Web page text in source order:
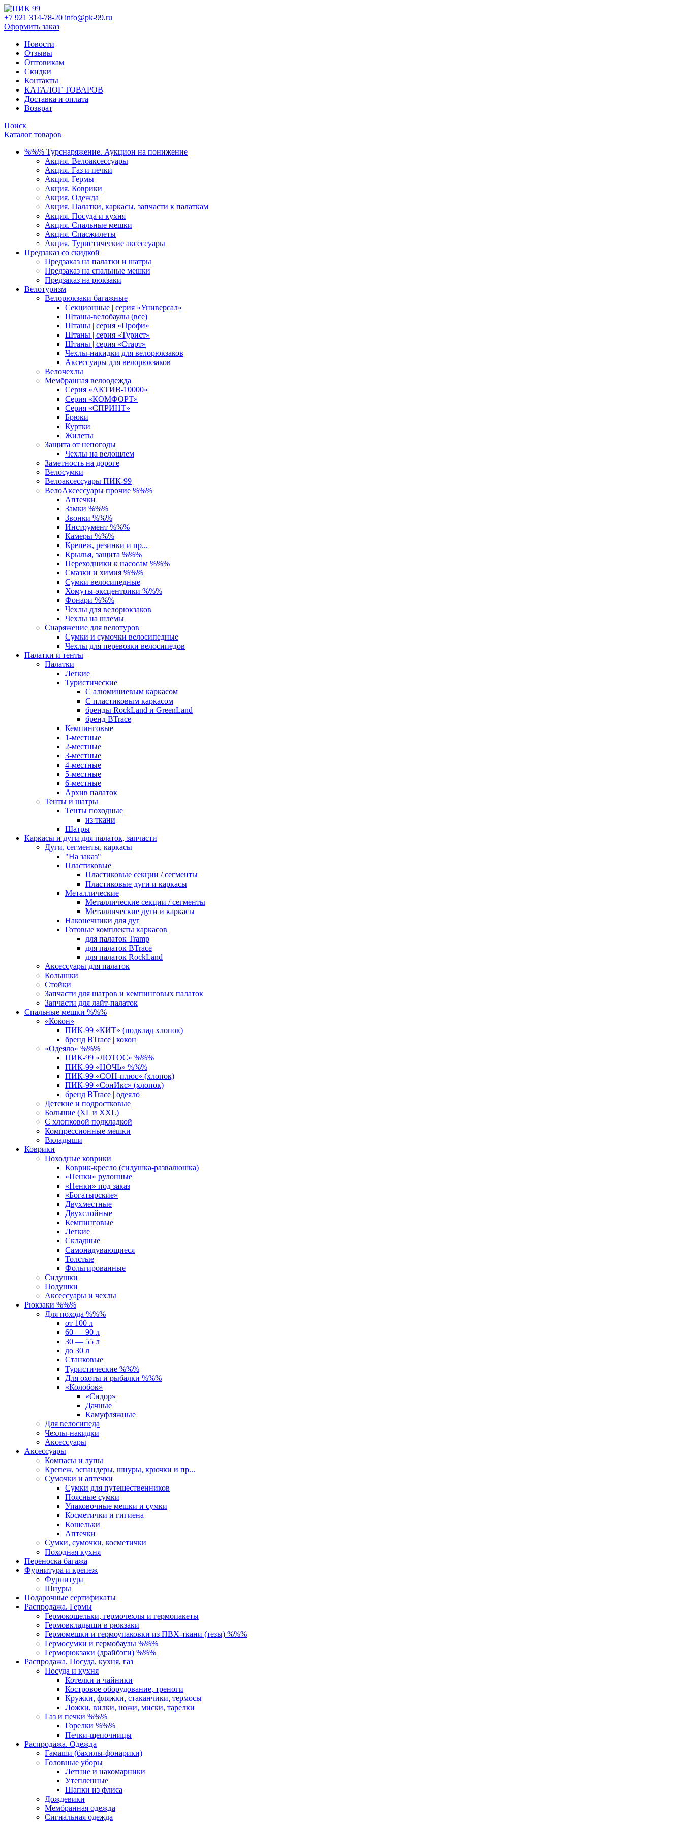
+7 921 314-78-20 info@pk-99.ru
Оформить заказ
Новости
Отзывы
Оптовикам
Скидки
Контакты
КАТАЛОГ ТОВАРОВ
Доставка и оплата
Возврат
Поиск
Каталог товаров
%%% Турснаряжение. Аукцион на понижение
Акция. Велоаксессуары
Акция. Газ и печки
Акция. Гермы
Акция. Коврики
Акция. Одежда
Акция. Палатки, каркасы, запчасти к палаткам
Акция. Посуда и кухня
Акция. Спальные мешки
Акция. Спасжилеты
Акция. Туристические аксессуары
Предзаказ со скидкой
Предзаказ на палатки и шатры
Предзаказ на спальные мешки
Предзаказ на рюкзаки
Велотуризм
Велорюкзаки багажные
Секционные | серия «Универсал»
Штаны-велобаулы (все)
Штаны | серия «Профи»
Штаны | серия «Турист»
Штаны | серия «Старт»
Чехлы-накидки для велорюкзаков
Аксессуары для велорюкзаков
Велочехлы
Мембранная велоодежда
Серия «АКТИВ-10000»
Серия «КОМФОРТ»
Серия «СПРИНТ»
Брюки
Куртки
Жилеты
Защита от непогоды
Чехлы на велошлем
Заметность на дороге
Велосумки
Велоаксессуары ПИК-99
ВелоАксессуары прочие %%%
Аптечки
Замки %%%
Звонки %%%
Инструмент %%%
Камеры %%%
Крепеж, резинки и пр...
Крылья, защита %%%
Переходники к насосам %%%
Смазки и химия %%%
Сумки велосипедные
Хомуты-эксцентрики %%%
Фонари %%%
Чехлы для велорюкзаков
Чехлы на шлемы
Снаряжение для велотуров
Сумки и сумочки велосипедные
Чехлы для перевозки велосипедов
Палатки и тенты
Палатки
Легкие
Туристические
С алюминиевым каркасом
С пластиковым каркасом
бренды RockLand и GreenLand
бренд BTrace
Кемпинговые
1-местные
2-местные
3-местные
4-местные
5-местные
6-местные
Архив палаток
Тенты и шатры
Тенты походные
из ткани
Шатры
Каркасы и дуги для палаток, запчасти
Дуги, сегменты, каркасы
"На заказ"
Пластиковые
Пластиковые секции / сегменты
Пластиковые дуги и каркасы
Металлические
Металлические секции / сегменты
Металлические дуги и каркасы
Наконечники для дуг
Готовые комплекты каркасов
для палаток Tramp
для палаток BTrace
для палаток RockLand
Аксессуары для палаток
Колышки
Стойки
Запчасти для шатров и кемпинговых палаток
Запчасти для лайт-палаток
Спальные мешки %%%
«Кокон»
ПИК-99 «КИТ» (подклад хлопок)
бренд BTrace | кокон
«Одеяло» %%%
ПИК-99 «ЛОТОС» %%%
ПИК-99 «НОЧЬ» %%%
ПИК-99 «СОН-плюс» (хлопок)
ПИК-99 «СонИкс» (хлопок)
бренд BTrace | одеяло
Детские и подростковые
Большие (XL и XXL)
С хлопковой подкладкой
Компрессионные мешки
Вкладыши
Коврики
Походные коврики
Коврик-кресло (сидушка-развалюшка)
«Пенки» рулонные
«Пенки» под заказ
«Богатырские»
Двухместные
Двухслойные
Кемпинговые
Легкие
Складные
Самонадувающиеся
Толстые
Фольгированные
Сидушки
Подушки
Аксессуары и чехлы
Рюкзаки %%%
Для похода %%%
от 100 л
60 — 90 л
30 — 55 л
до 30 л
Станковые
Туристические %%%
Для охоты и рыбалки %%%
«Колобок»
«Сидор»
Дачные
Камуфляжные
Для велосипеда
Чехлы-накидки
Аксессуары
Аксессуары
Компасы и лупы
Крепеж, эспандеры, шнуры, крючки и пр...
Сумочки и аптечки
Сумки для путешественников
Поясные сумки
Упаковочные мешки и сумки
Косметички и гигиена
Кошельки
Аптечки
Сумки, сумочки, косметички
Походная кухня
Переноска багажа
Фурнитура и крепеж
Фурнитура
Шнуры
Подарочные сертификаты
Распродажа. Гермы
Гермокошельки, гермочехлы и гермопакеты
Гермовкладыши в рюкзаки
Гермомешки и гермоупаковки из ПВХ-ткани (тезы) %%%
Гермосумки и гермобаулы %%%
Герморюкзаки (драйбэги) %%%
Распродажа. Посуда, кухня, газ
Посуда и кухня
Котелки и чайники
Костровое оборудование, треноги
Кружки, фляжки, стаканчики, термосы
Ложки, вилки, ножи, миски, тарелки
Газ и печки %%%
Горелки %%%
Печки-щепочницы
Распродажа. Одежда
Гамаши (бахилы-фонарики)
Головные уборы
Летние и накомарники
Утепленные
Шапки из флиса
Дождевики
Мембранная одежда
Сигнальная одежда